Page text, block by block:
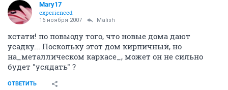
Mary17
experienced
16 ноября 2007 Malish
кстати! по повыоду того, что новые дома дают
усадку... Поскольку этот дом кирпичный, но
на_металлическом каркасе_, может он не сильно
будет "усядать" ?
ОТВЕТИТЬ